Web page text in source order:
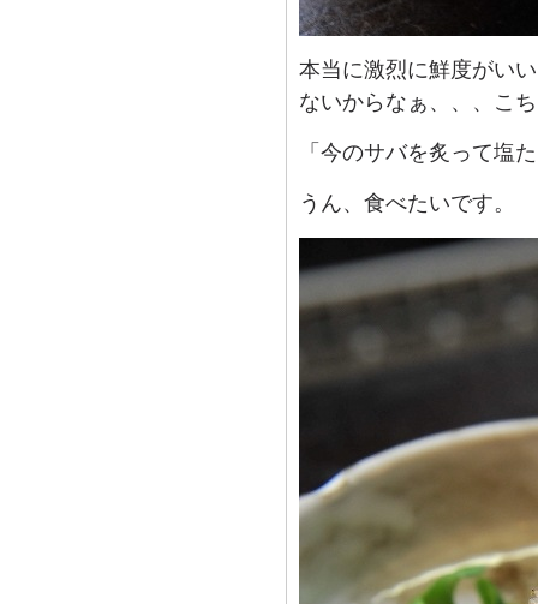
本当に激烈に鮮度がい
ないからなぁ、、、こ
「今のサバを炙って塩
うん、食べたいです。